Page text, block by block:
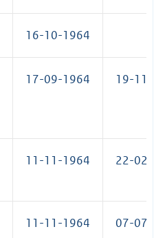
16-10-1964
17-09-1964 19-11-
11-11-1964 22-02-
11-11-1964 07-07-